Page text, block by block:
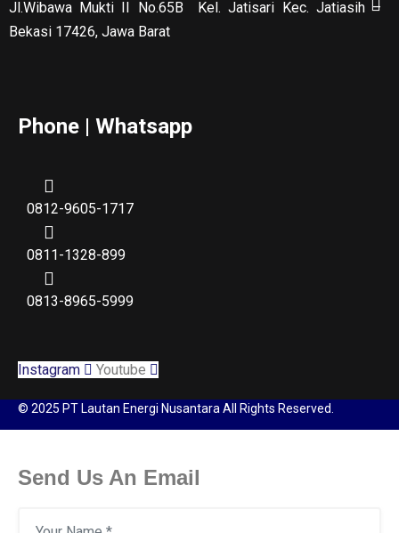
Jl.Wibawa Mukti II No.65B
Kel. Jatisari Kec. Jatiasih –
Bekasi 17426, Jawa Barat
Phone | Whatsapp
0812-9605-1717
0811-1328-899
0813-8965-5999
Instagram Youtube
© 2025 PT Lautan Energi Nusantara All Rights Reserved.
Send Us An Email